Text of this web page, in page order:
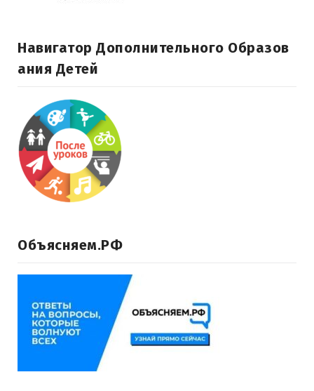
Навигатор Дополнительного Образов
Ания Детей
Объясняем.РФ